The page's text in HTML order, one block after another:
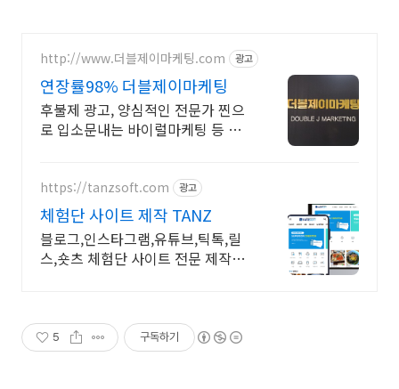
http://www.더블제이마케팅.com 광고
연장률98% 더블제이마케팅
후불제 광고, 양심적인 전문가 찐으
로 입소문내는 바이럴마케팅 등 모
https://tanzsoft.com 광고
체험단 사이트 제작 TANZ
블로그,인스타그램,유튜브,틱톡,릴
스,숏츠 체험단 사이트 전문 제작
5 구독하기